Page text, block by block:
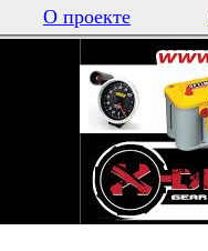
О проекте